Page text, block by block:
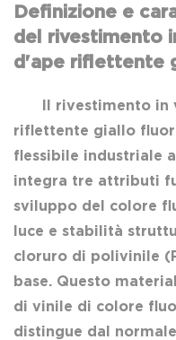
Definizione e
del rivestimento
d'ape riflettente
Il rivestimento in
riflettente giallo
flessibile industriale
integra tre attributi
sviluppo del colore
luce e stabilità
cloruro di polivinile
base. Questo
di vinile di colore
distingue dal